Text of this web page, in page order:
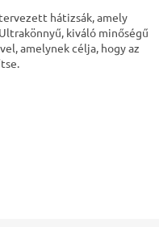
hátizsák, amely
kiváló minőségű
amelynek célja, hogy az